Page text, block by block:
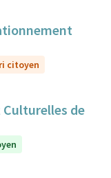
citoyen
Culturelles de